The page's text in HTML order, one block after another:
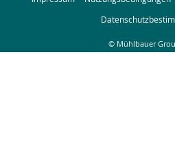
© Mühlbauer